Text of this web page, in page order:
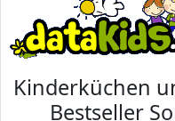
Kinderküchen
Bestseller